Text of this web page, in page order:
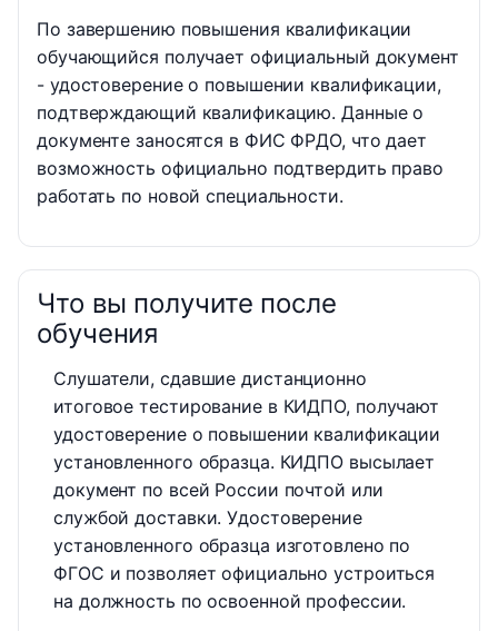
По завершению повышения квалификации
обучающийся получает официальный документ
- удостоверение о повышении квалификации,
подтверждающий квалификацию. Данные о
документе заносятся в ФИС ФРДО, что дает
возможность официально подтвердить право
работать по новой специальности.
Что вы получите после
обучения
Слушатели, сдавшие дистанционно
итоговое тестирование в КИДПО, получают
удостоверение о повышении квалификации
установленного образца. КИДПО высылает
документ по всей России почтой или
службой доставки. Удостоверение
установленного образца изготовлено по
ФГОС и позволяет официально устроиться
на должность по освоенной профессии.